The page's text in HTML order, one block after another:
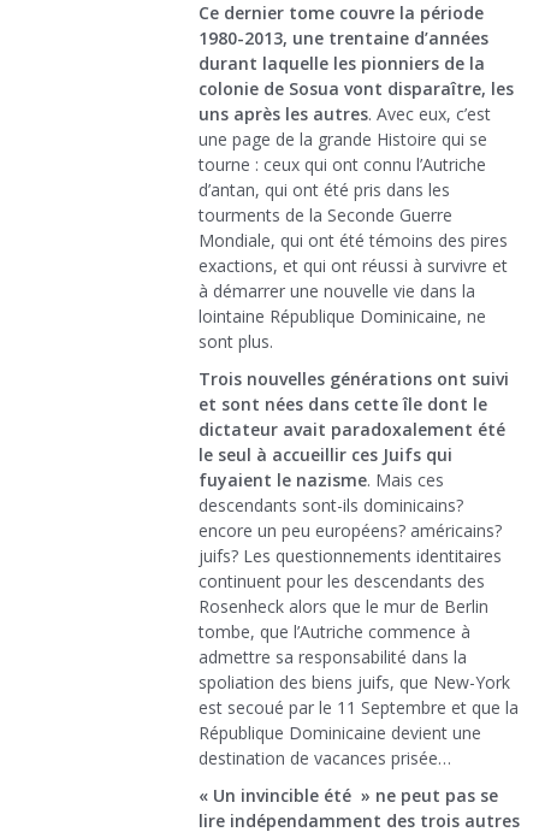
Ce dernier tome couvre la période
1980-2013, une trentaine d’années
durant laquelle les pionniers de la
colonie de Sosua vont disparaître, les
uns après les autres. Avec eux, c’est
une page de la grande Histoire qui se
tourne : ceux qui ont connu l’Autriche
d’antan, qui ont été pris dans les
tourments de la Seconde Guerre
Mondiale, qui ont été témoins des pires
exactions, et qui ont réussi à survivre et
à démarrer une nouvelle vie dans la
lointaine République Dominicaine, ne
sont plus.
Trois nouvelles générations ont suivi
et sont nées dans cette île dont le
dictateur avait paradoxalement été
le seul à accueillir ces Juifs qui
fuyaient le nazisme. Mais ces
descendants sont-ils dominicains?
encore un peu européens? américains?
juifs? Les questionnements identitaires
continuent pour les descendants des
Rosenheck alors que le mur de Berlin
tombe, que l’Autriche commence à
admettre sa responsabilité dans la
spoliation des biens juifs, que New-York
est secoué par le 11 Septembre et que la
République Dominicaine devient une
destination de vacances prisée…
« Un invincible été » ne peut pas se
lire indépendamment des trois autres